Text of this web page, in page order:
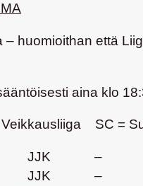
– huomioithan että
aina klo
SC =
JJK –
JJK –